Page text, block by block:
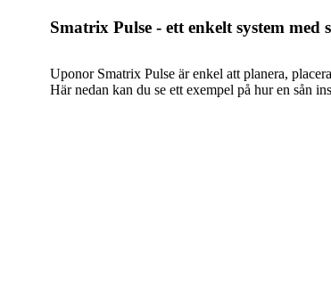
Smatrix Pulse - ett enkelt system med
Uponor Smatrix Pulse är enkel att planera,
Här nedan kan du se ett exempel på hur en sån